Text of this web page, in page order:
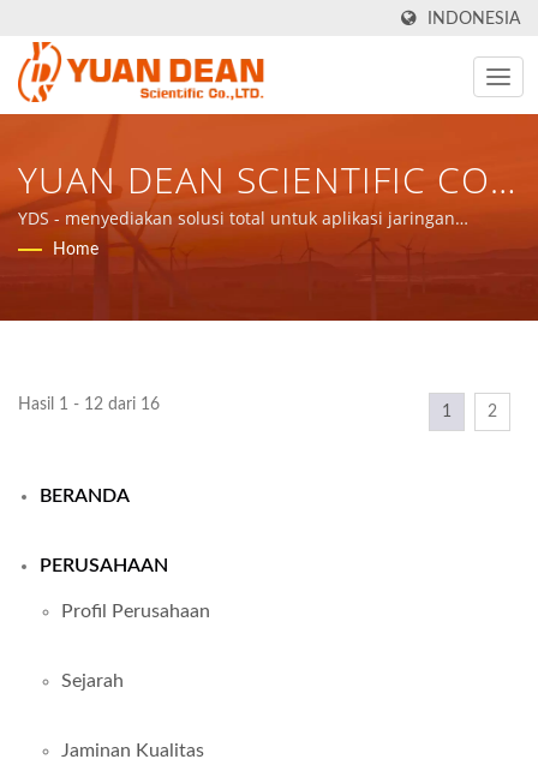
INDONESIA
YUAN DEAN SCIENTIFIC CO.,
LTD.
YDS - menyediakan solusi total untuk aplikasi jaringan
komunikasi komponen magnetik dan produk daya.
Home
Hasil 1 - 12 dari 16 1 2
BERANDA
PERUSAHAAN
Profil Perusahaan
Sejarah
Jaminan Kualitas